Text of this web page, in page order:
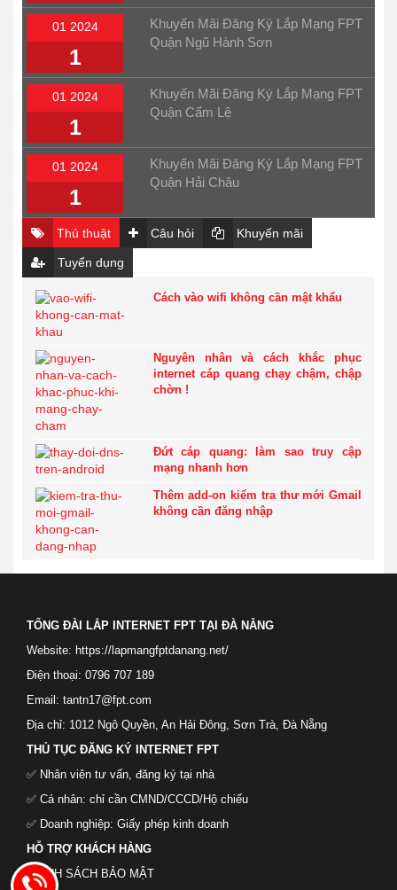
01 2024
1
Khuyến Mãi Đăng Ký Lắp Mạng FPT
Quận Ngũ Hành Sơn
01 2024
1
Khuyến Mãi Đăng Ký Lắp Mạng FPT
Quận Cẩm Lệ
01 2024
1
Khuyến Mãi Đăng Ký Lắp Mạng FPT
Quận Hải Châu
Thủ thuật Câu hỏi Khuyến mãi
Tuyển dụng
Cách vào wifi không cần mật khẩu
Nguyên nhân và cách khắc phục
internet cáp quang chạy chậm, chập
chờn !
Đứt cáp quang: làm sao truy cập
mạng nhanh hơn
Thêm add-on kiểm tra thư mới Gmail
không cần đăng nhập
TỔNG ĐÀI LẮP INTERNET FPT TẠI ĐÀ NẴNG
Website: https://lapmangfptdanang.net/
Điện thoại: 0796 707 189
Email: tantn17@fpt.com
Địa chỉ: 1012 Ngô Quyền, An Hải Đông, Sơn Trà, Đà Nẵng
THỦ TỤC ĐĂNG KÝ INTERNET FPT
✅ Nhân viên tư vấn, đăng ký tại nhà
✅ Cá nhân: chỉ cần CMND/CCCD/Hộ chiếu
✅ Doanh nghiệp: Giấy phép kinh doanh
HỖ TRỢ KHÁCH HÀNG
CHÍNH SÁCH BẢO MẬT